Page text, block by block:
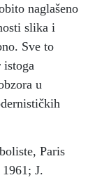
naglašeno
slika i
Sve to
u
Paris
J.